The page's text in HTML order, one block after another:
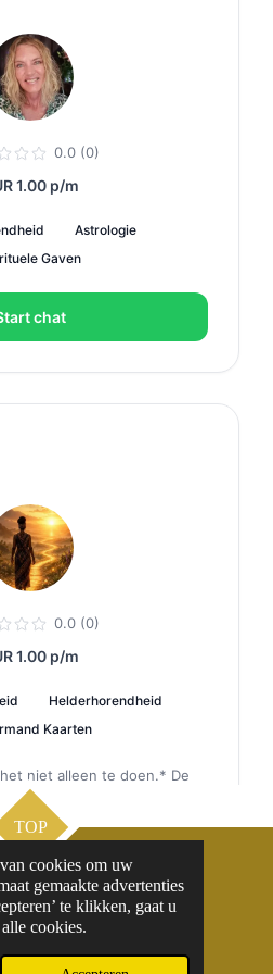
cookies om uw
gemaakte advertenties
te klikken, gaat u
cookies.
TOP